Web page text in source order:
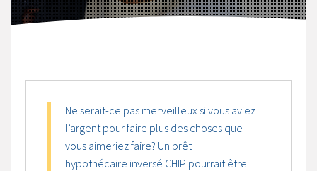
Ne serait-ce pas merveilleux si vous aviez
l’argent pour faire plus des choses que
vous aimeriez faire? Un prêt
hypothécaire inversé CHIP pourrait être